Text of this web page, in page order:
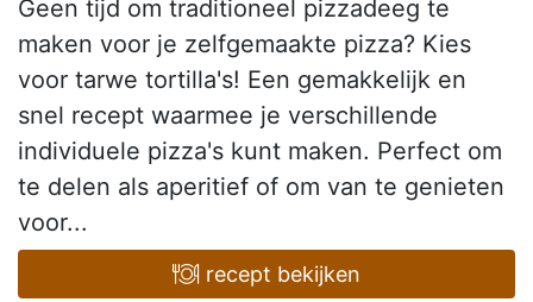
Geen tijd om traditioneel pizzadeeg te
maken voor je zelfgemaakte pizza? Kies
voor tarwe tortilla's! Een gemakkelijk en
snel recept waarmee je verschillende
individuele pizza's kunt maken. Perfect om
te delen als aperitief of om van te genieten
voor...
recept bekijken